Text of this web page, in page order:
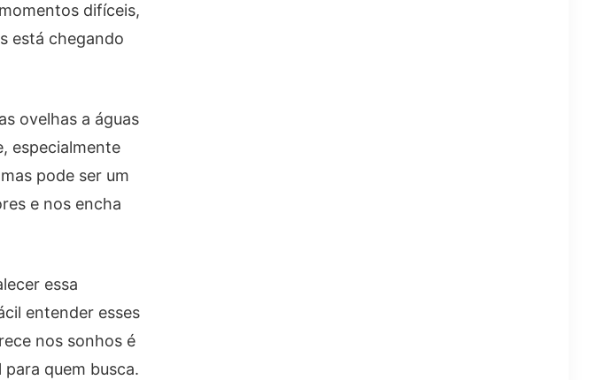
difíceis,
está chegando
ovelhas a águas
especialmente
pode ser um
e nos encha
essa
entender esses
nos sonhos é
quem busca.